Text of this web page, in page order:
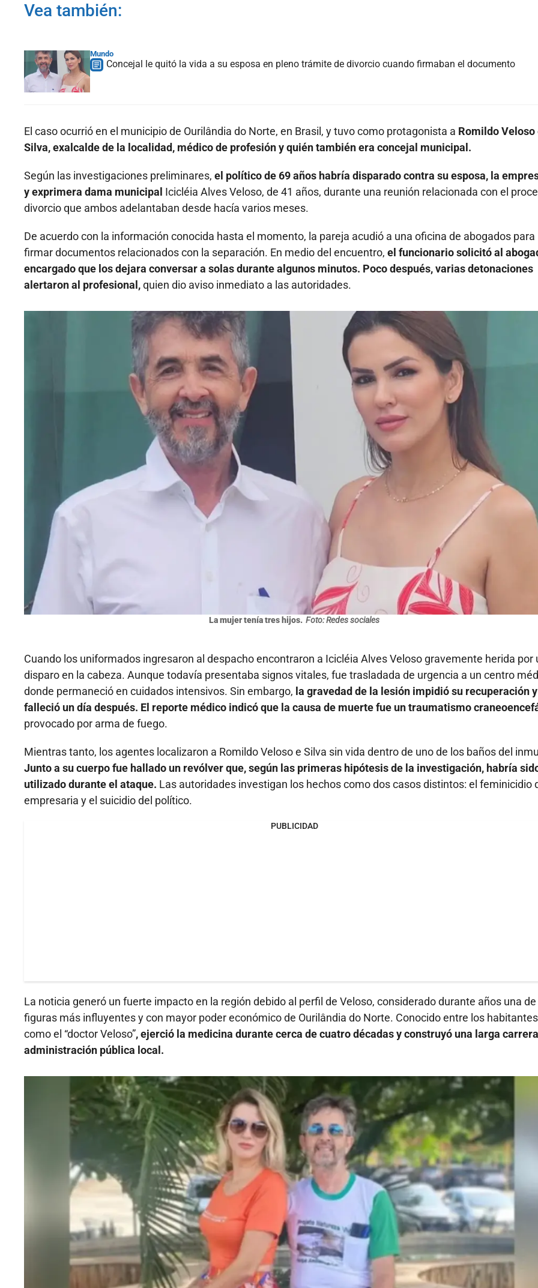
Vea también:
Mundo
Concejal le quitó la vida a su esposa en pleno trámite de divorcio cuando firmaban el documento
El caso ocurrió en el municipio de Ourilândia do Norte, en Brasil, y tuvo como protagonista a Romildo Veloso
Silva, exalcalde de la localidad, médico de profesión y quién también era concejal municipal.
Según las investigaciones preliminares, el político de 69 años habría disparado contra su esposa, la
y exprimera dama municipal Icicléia Alves Veloso, de 41 años, durante una reunión relacionada con el
divorcio que ambos adelantaban desde hacía varios meses.
De acuerdo con la información conocida hasta el momento, la pareja acudió a una oficina de abogados para
firmar documentos relacionados con la separación. En medio del encuentro, el funcionario solicitó al
encargado que los dejara conversar a solas durante algunos minutos. Poco después, varias detonaciones
alertaron al profesional,quien dio aviso inmediato a las autoridades.
La mujer tenía tres hijos. Foto: Redes sociales
Cuando los uniformados ingresaron al despacho encontraron a Icicléia Alves Veloso gravemente herida por
disparo en la cabeza. Aunque todavía presentaba signos vitales, fue trasladada de urgencia a un centro
donde permaneció en cuidados intensivos. Sin embargo, la gravedad de la lesión impidió su recuperación y
falleció un día después. El reporte médico indicó que la causa de muerte fue un traumatismo
provocado por arma de fuego.
Mientras tanto, los agentes localizaron a Romildo Veloso e Silva sin vida dentro de uno de los baños del
Junto a su cuerpo fue hallado un revólver que, según las primeras hipótesis de la investigación, habría
utilizado durante el ataque. Las autoridades investigan los hechos como dos casos distintos: el feminicidio
empresaria y el suicidio del político.
PUBLICIDAD
La noticia generó un fuerte impacto en la región debido al perfil de Veloso, considerado durante años una
figuras más influyentes y con mayor poder económico de Ourilândia do Norte. Conocido entre los habitantes
como el “doctor Veloso”, ejerció la medicina durante cerca de cuatro décadas y construyó una larga
administración pública local.